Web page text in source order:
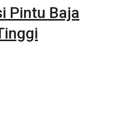
Pintu Baja